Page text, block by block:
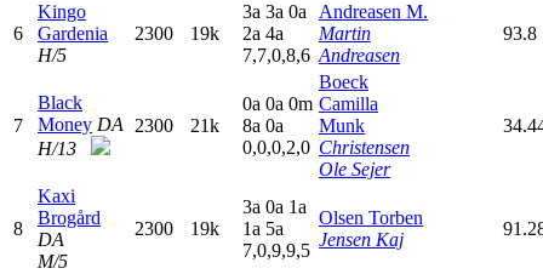
6
Kingo
Gardenia
H/5
2300 19k
3a 3a 0a
2a 4a
7,7,0,8,6
Andreasen M.
Martin
Andreasen
93.8
7
Black
Money DA
H/13
2300 21k
0a 0a 0m
8a 0a
0,0,0,2,0
Boeck
Camilla
Munk
Christensen
Ole Sejer
8
Kaxi
Brogård
DA
M/5
2300 19k
3a 0a 1a
1a 5a
7,0,9,9,5
Olsen Torben
Jensen Kaj